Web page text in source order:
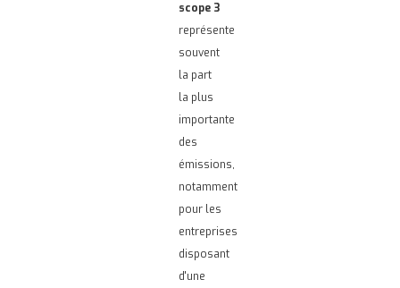
scope 3
représente
souvent
la part
la plus
importante
des
émissions,
notamment
pour les
entreprises
disposant
d'une